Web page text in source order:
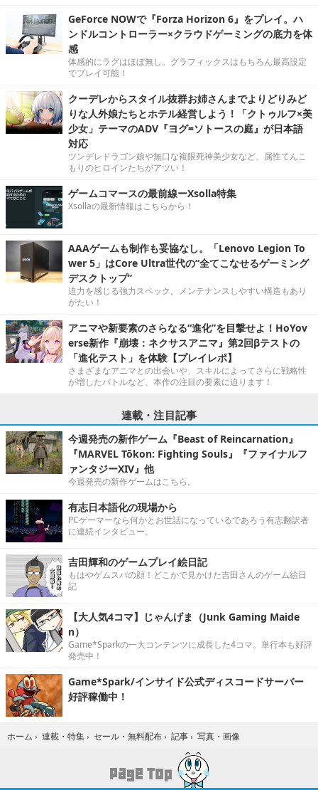
GeForce NOWで『Forza Horizon 6』をプレイ。ハ
ンドルコントローラー×クラウドゲーミングの底力を体
感
体感的にラグはほぼ無し。グラフィックスはもちろん最高設定
でプレイ可能！
クーデレからスタイル抜群お姉さんまでよりどりみど
りな人外娘たちとホテル経営しよう！「クトゥルフ×美
少女」テーマのADV『ヨグ=ソトースの庭』が日本語
対応
ツンデレドラゴン娘や無口な複眼死神美少女など、属性てんこ
もりのヒロインたちがアツい！
ゲームコマースの最前線ーXsolla特集
Xsollaの最新情報はこちらから！
AAAゲームも制作も妥協なし。「Lenovo Legion To
wer 5」はCore Ultra世代の“全てこなせるゲーミング
デスクトップ”
迫力を感じる強力スペック。メンテナンスしやすい構造もあり
がたい！
アニマや新要素のさらなる“進化”を目撃せよ！HoYov
erse新作『崩壊：ネクサスアニマ』第2回βテストの
「進化テスト」を体験【プレイレポ】
さまざまなアニマとの出会いや、スキルによってさらに戦略性
が増したバトルなど、本作の注目の要素に迫ります！
連載・注目記事
今週発売の新作ゲーム『Beast of Reincarnation』
『MARVEL Tōkon: Fighting Souls』『ファイナルフ
ァンタジーXIV』他
今週発売の新作ゲームはこちら。
有志日本語化の現場から
PCゲーマーなら何かとお世話になっているであろう有志翻訳者
に連続インタビュー。
吉田輝和のゲームプレイ絵日記
もはやゲムスパの顔！どこかで見かけた吉田さんのゲーム絵日
記
【大人気4コマ】じゃんげま（Junk Gaming Maide
n）
Game*Sparkの一大コンテンツに成長した4コマ。単行本も好評
発売中！
Game*Spark/インサイド公式ディスコードサーバー
好評稼働中！
ホーム › 連載・特集 › セール・無料配布 › 記事 › 写真・画像